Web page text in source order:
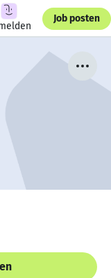
Job posten